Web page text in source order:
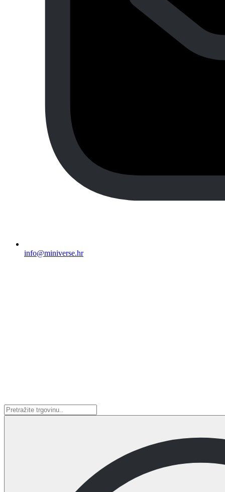
info@miniverse.hr
Search
...